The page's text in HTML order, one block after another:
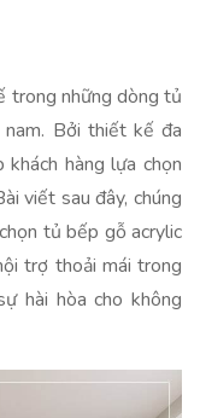
trong những dòng tủ
Bởi thiết kế đa
hàng lựa chọn
viết sau đây, chúng
tủ bếp gỗ acrylic
trợ thoải mái trong
hài hòa cho không